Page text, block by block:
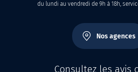
du lundi au vendredi de 9h à 18h,
Nos agences
Consultez les avis